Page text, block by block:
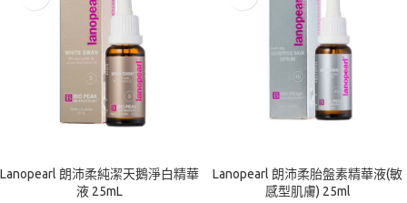
Lanopearl 朗沛柔純潔天鵝淨白精華
液 25mL
Lanopearl 朗沛柔胎盤素精華液(敏
感型肌膚) 25ml